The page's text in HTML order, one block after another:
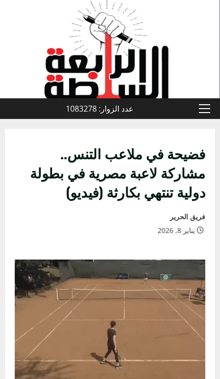
القائمة
عدد الزوار: 1083278
فضيحة في ملاعب التنس..
مشاركة لاعبة مصرية في بطولة
دولية تنتهي بكارثة (فيديو)
فريق الحرير
يناير 8, 2026